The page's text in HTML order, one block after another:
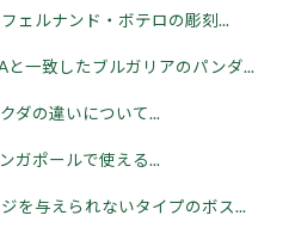
ェルナンド・ボテロの彫刻...
と一致したブルガリアのパンダ...
ダの違いについて...
ガポールで使える...
を与えられないタイプのボス...